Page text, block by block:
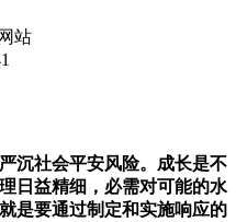
站
社会平安风险。成长是不
日益精细，必需对可能的水
是要通过制定和实施响应的